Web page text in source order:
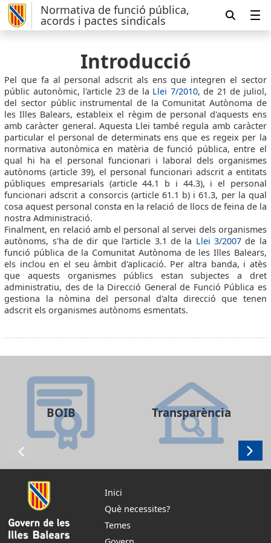
Normativa de funció pública,
acords i pactes sindicals
Introducció
Pel que fa al personal adscrit als ens que integren el sector
públic autonòmic, l'article 23 de la Llei 7/2010, de 21 de juliol,
del sector públic instrumental de la Comunitat Autònoma de
les Illes Balears, estableix el règim de personal d'aquests ens
amb caràcter general. Aquesta Llei també regula amb caràcter
particular el personal de determinats ens que es regeix per la
normativa autonòmica en matèria de funció pública, entre el
qual hi ha el personal funcionari i laboral dels organismes
autònoms (article 39), el personal funcionari adscrit a entitats
públiques empresarials (article 44.1 b i 44.3), i el personal
funcionari adscrit a consorcis (article 61.1 b) i 61.3, per la qual
cosa aquest personal consta en la relació de llocs de feina de la
nostra Administració.
Finalment, en relació amb el personal al servei dels organismes
autònoms, s'ha de dir que l'article 3.1 de la Llei 3/2007 de la
funció pública de la Comunitat Autònoma de les Illes Balears,
els inclou en el seu àmbit d'aplicació. Per altra banda, i atès
que aquests organismes públics estan subjectes a dret
administratiu, des de la Direcció General de Funció Pública es
gestiona la nòmina del personal d'alta direcció que tenen
adscrit els organismes autònoms esmentats.
BOIB Transparència
Inici
Què necessites?
Temes